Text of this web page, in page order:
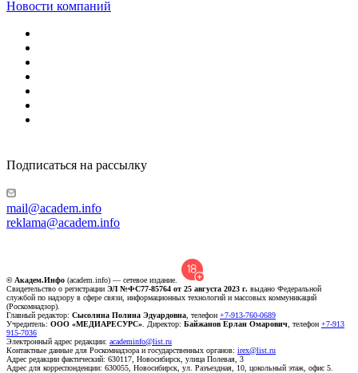
Новости компаний
Подписаться на рассылку
mail@academ.info
reklama@academ.info
© Академ.Инфо (academ.info) — сетевое издание.
Свидетельство о регистрации ЭЛ №ФС77-85764 от 25 августа 2023 г. выдано Федеральной
службой по надзору в сфере связи, информационных технологий и массовых коммуникаций
(Роскомнадзор).
Главный редактор: Сысолина Полина Эдуардовна , телефон +7-913-760-0689
Учредитель: ООО «МЕДИАРЕСУРС» . Директор: Байжанов Ерлан Омарович , телефон +7-913
915-7036
Электронный адрес редакции: academinfo@list.ru
Контактные данные для Роскомнадзора и государственных органов: irex@list.ru
Адрес редакции фактический: 630117, Новосибирск, улица Полевая, 3
Адрес для корреспонденции: 630055, Новосибирск, ул. Разъездная, 10, цокольный этаж, офис 5.